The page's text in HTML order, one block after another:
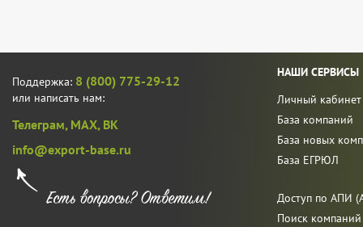
Поддержка: 8 (800) 775-29-12
или написать нам:
Телеграм, MAX, ВК
info@export-base.ru
НАШИ СЕРВИСЫ
Личный кабинет
База компаний
База новых
База ЕГРЮЛ
Доступ по АПИ
Поиск